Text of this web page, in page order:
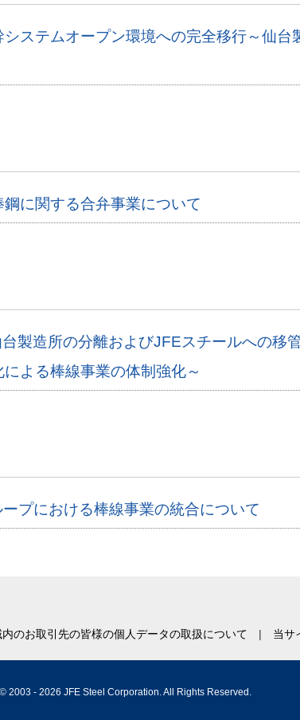
ステムオープン環境への完全移行～仙台
に関する合弁事業について
製造所の分離およびJFEスチールへの移
よる棒線事業の体制強化～
プにおける棒線事業の統合について
内のお取引先の皆様の個人データの取扱について 当サ
2003 - 2026 JFE Steel Corporation. All Rights Reserved.